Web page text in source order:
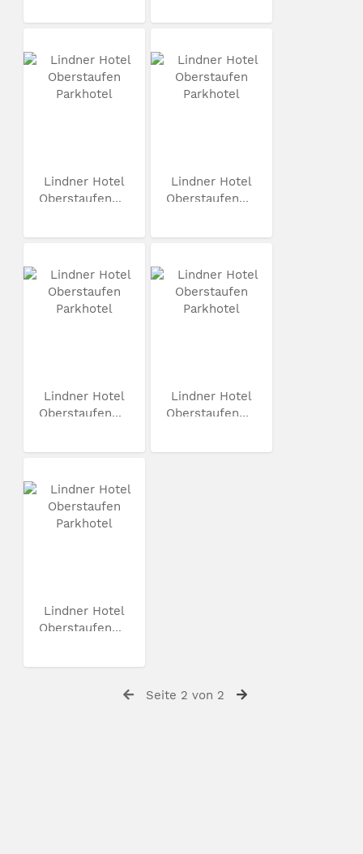
Lindner Hotel
Oberstaufen...
Lindner Hotel
Oberstaufen...
Lindner Hotel
Oberstaufen...
Lindner Hotel
Oberstaufen...
Lindner Hotel
Oberstaufen...
Seite 2 von 2